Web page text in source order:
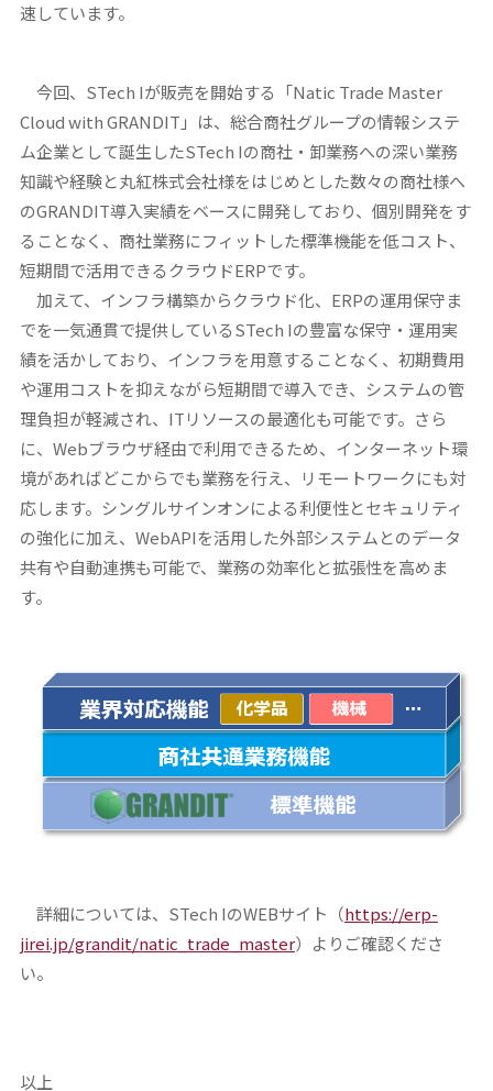
速しています。
今回、STech Iが販売を開始する「Natic Trade Master
Cloud with GRANDIT」は、総合商社グループの情報システ
ム企業として誕生したSTech Iの商社・卸業務への深い業務
知識や経験と丸紅株式会社様をはじめとした数々の商社様へ
のGRANDIT導入実績をベースに開発しており、個別開発をす
ることなく、商社業務にフィットした標準機能を低コスト、
短期間で活用できるクラウドERPです。
加えて、インフラ構築からクラウド化、ERPの運用保守ま
でを一気通貫で提供しているSTech Iの豊富な保守・運用実
績を活かしており、インフラを用意することなく、初期費用
や運用コストを抑えながら短期間で導入でき、システムの管
理負担が軽減され、ITリソースの最適化も可能です。さら
に、Webブラウザ経由で利用できるため、インターネット環
境があればどこからでも業務を行え、リモートワークにも対
応します。シングルサインオンによる利便性とセキュリティ
の強化に加え、WebAPIを活用した外部システムとのデータ
共有や自動連携も可能で、業務の効率化と拡張性を高めま
す。
詳細については、STech IのWEBサイト（https://erp-
jirei.jp/grandit/natic_trade_master）よりご確認くださ
い。
以上